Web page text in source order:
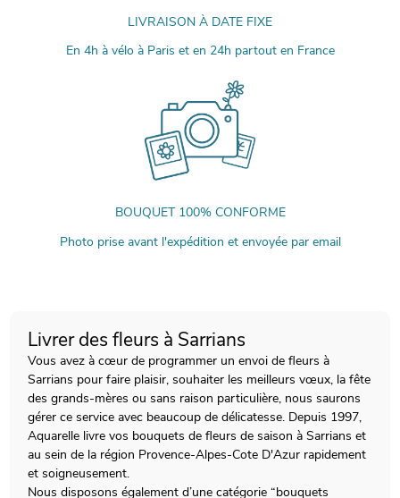
LIVRAISON À DATE FIXE
En 4h à vélo à Paris et en 24h partout en France
BOUQUET 100% CONFORME
Photo prise avant l'expédition et envoyée par email
Livrer des fleurs à Sarrians
Vous avez à cœur de programmer un envoi de fleurs à
Sarrians pour faire plaisir, souhaiter les meilleurs vœux, la fête
des grands-mères ou sans raison particulière, nous saurons
gérer ce service avec beaucoup de délicatesse. Depuis 1997,
Aquarelle livre vos bouquets de fleurs de saison à Sarrians et
au sein de la région Provence-Alpes-Cote D'Azur rapidement
et soigneusement.
Nous disposons également d’une catégorie “bouquets